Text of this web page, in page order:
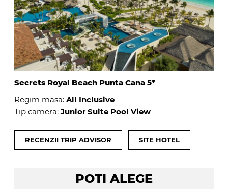
Secrets Royal Beach Punta Cana 5*
Regim masa: All Inclusive
Tip camera: Junior Suite Pool View
RECENZII TRIP ADVISOR SITE HOTEL
POTI ALEGE